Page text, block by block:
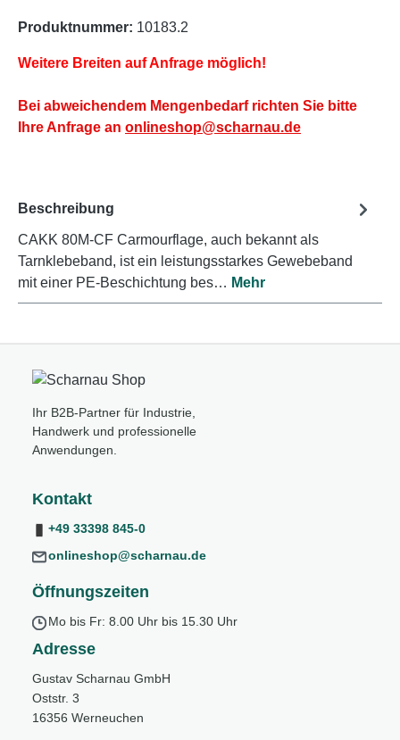
Produktnummer: 10183.2
Weitere Breiten auf Anfrage möglich!
Bei abweichendem Mengenbedarf richten Sie bitte
Ihre Anfrage an onlineshop@scharnau.de
Beschreibung
CAKK 80M-CF Carmourflage, auch bekannt als
Tarnklebeband, ist ein leistungsstarkes Gewebeband
mit einer PE-Beschichtung bes… Mehr
Ihr B2B-Partner für Industrie,
Handwerk und professionelle
Anwendungen.
Kontakt
+49 33398 845-0
onlineshop@scharnau.de
Öffnungszeiten
Mo bis Fr: 8.00 Uhr bis 15.30 Uhr
Adresse
Gustav Scharnau GmbH
Oststr. 3
16356 Werneuchen